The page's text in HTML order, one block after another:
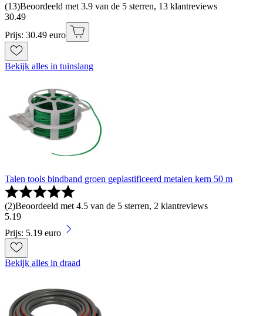
(13)Beoordeeld met 3.9 van de 5 sterren, 13 klantreviews
30.49
Prijs: 30.49 euro
Bekijk alles in tuinslang
Talen tools bindband groen geplastificeerd metalen kern 50 m
(2)Beoordeeld met 4.5 van de 5 sterren, 2 klantreviews
5.19
Prijs: 5.19 euro
Bekijk alles in draad